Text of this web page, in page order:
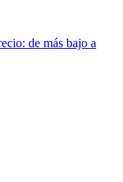
de más bajo a